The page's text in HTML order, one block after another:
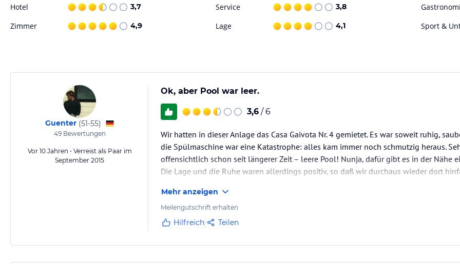
Hotel 3,7 Service 3,8
Zimmer 4,9 Lage 4,1 Sport &
Guenter (51-55)
49Bewertungen
Vor 10 Jahren • Verreist als Paar im
September 2015
Ok, aber Pool war leer.
3,6 / 6
Wir hatten in dieser Anlage das Casa Gaivota Nr. 4 gemietet. Es war soweit ruhig,
die Spülmaschine war eine Katastrophe: alles kam immer noch schmutzig heraus.
offensichtlich schon seit längerer Zeit – leere Pool! Nunja, dafür gibt es in der Nähe
Die Lage und die Ruhe waren allerdings positiv, so daß wir durchaus wieder dort
Mehr anzeigen
Meilengutschrift erhalten
Hilfreich Teilen